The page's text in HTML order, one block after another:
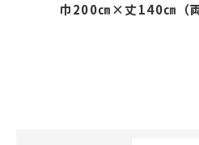
巾200㎝×丈140㎝（